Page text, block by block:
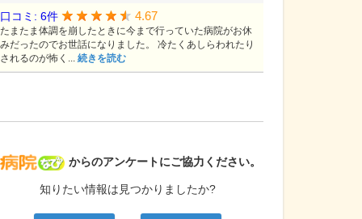
病院なび
からのアンケートにご協力ください。
知りたい情報は見つかりましたか?
口コミ: 6件 4.67
たまたま体調を崩したときに今まで行っていた病院がお休
みだったのでお世話になりました。 冷たくあしらわれたり
されるのが怖く... 続きを読む